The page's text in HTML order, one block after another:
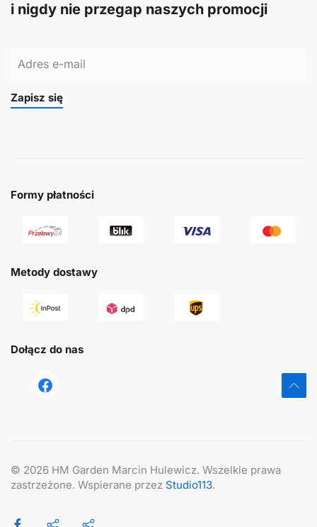
i nigdy nie przegap naszych promocji
Zapisz się
Formy płatności
Metody dostawy
Dołącz do nas
© 2026 HM Garden Marcin Hulewicz. Wszelkie prawa
zastrzeżone. Wspierane przez Studio113.